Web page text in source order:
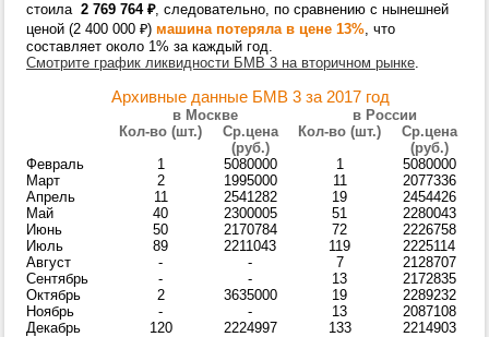
стоила 2 769 764 ₽, следовательно, по сравнению с нынешней
ценой (2 400 000 ₽) машина потеряла в цене 13%, что
составляет около 1% за каждый год.
Смотрите график ликвидности БМВ 3 на вторичном рынке.
Архивные данные БМВ 3 за 2017 год
в Москве
в России
Кол-во (шт.)
Ср.цена
(руб.)
Кол-во (шт.)
Ср.цена
(руб.)
Февраль
1 5080000 1
5080000
Март
2 1995000 11
2077336
Апрель
11 2541282 19
2454426
Май
40 2300005 51
2280043
Июнь
50 2170784 72
2226758
Июль
89 2211043 119
2225114
Август
- - 7
2128707
Сентябрь
- - 13
2172835
Октябрь
2 3635000 19
2289232
Ноябрь
- - 13
2087108
Декабрь
120 2224997 133 2214903